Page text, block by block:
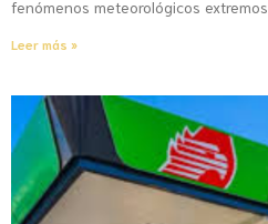
fenómenos meteorológicos extremos.
Leer más »